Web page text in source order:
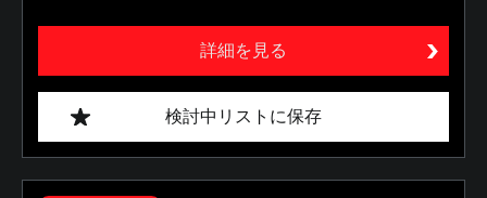
詳細を見る
検討中リストに保存